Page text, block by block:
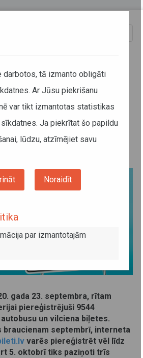
var reģistrēt līdz 4. oktobrim
reģistrētas 9544
biļetes;
biļetes var
oktobrim
gada 23. septembra, rītam
piereģistrējuši 9544
un vilciena biļetes.
braucienam septembrī, interneta
varēs piereģistrēt vēl līdz
5. oktobrī tiks paziņoti trīs
darbotos, tā izmanto obligāti
Ar Jūsu piekrišanu
var tikt izmantotas statistikas
Ja piekrītat šo papildu
lūdzu, atzīmējiet savu
Noraidīt
par izmantotajām